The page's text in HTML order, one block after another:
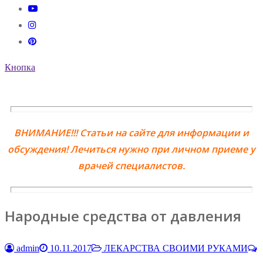
Кнопка
ВНИМАНИЕ!!! Статьи на сайте для информации и
обсуждения! Лечиться нужно при личном приеме у
врачей специалистов.
Народные средства от давления
admin 10.11.2017
ЛЕКАРСТВА СВОИМИ РУКАМИ